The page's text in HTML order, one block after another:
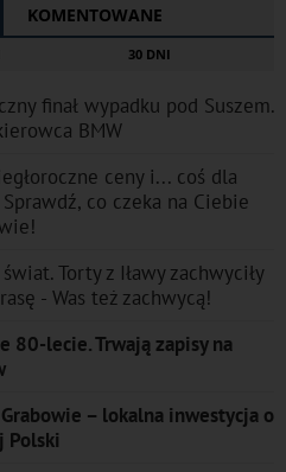
KOMENTOWANE
30 DNI
finał wypadku pod Suszem.
BMW
ceny i... coś dla
co czeka na Ciebie
Torty z Iławy zachwyciły
- Was też zachwycą!
80-lecie. Trwają zapisy na
– lokalna inwestycja o
Polski